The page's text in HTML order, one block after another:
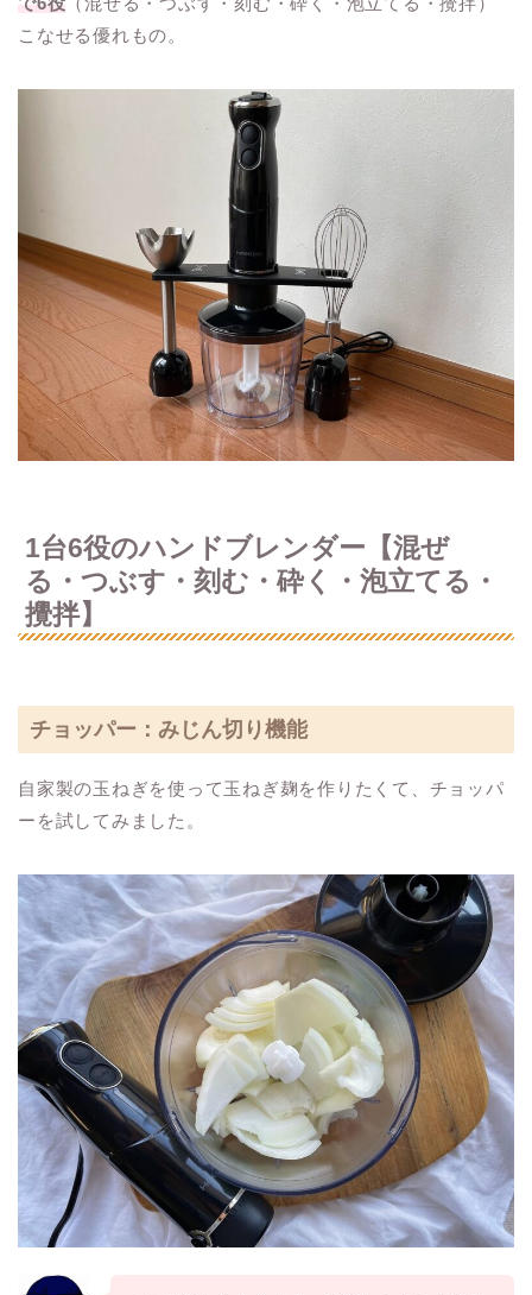
こなせる優れもの。
1台6役のハンドブレンダー【混ぜ
る・つぶす・刻む・砕く・泡立てる・
攪拌】
チョッパー：みじん切り機能
自家製の玉ねぎを使って玉ねぎ麹を作りたくて、チョッパ
ーを試してみました。